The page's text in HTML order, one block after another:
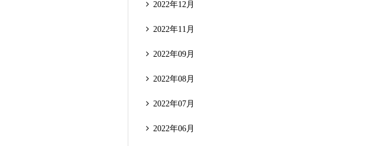
2022年12月
2022年11月
2022年09月
2022年08月
2022年07月
2022年06月